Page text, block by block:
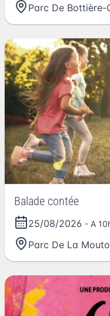
Parc De Bottière-
Balade contée
25/08/2026 - A
Parc De La